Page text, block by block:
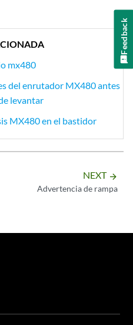
mx480
del enrutador MX480 antes
levantar
MX480 en el bastidor
NEXT arrow_forward
Advertencia de rampa
Feedback